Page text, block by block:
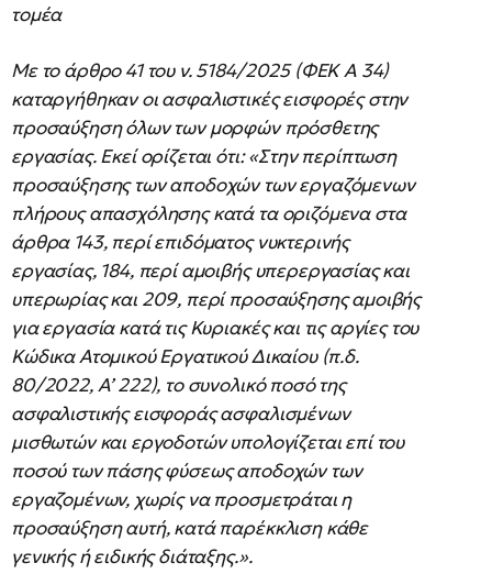
τομέα
Με το άρθρο 41 του ν. 5184/2025 (ΦΕΚ Α 34)
καταργήθηκαν οι ασφαλιστικές εισφορές στην
προσαύξηση όλων των μορφών πρόσθετης
εργασίας. Εκεί ορίζεται ότι: «Στην περίπτωση
προσαύξησης των αποδοχών των εργαζόμενων
πλήρους απασχόλησης κατά τα οριζόμενα στα
άρθρα 143, περί επιδόματος νυκτερινής
εργασίας, 184, περί αμοιβής υπερεργασίας και
υπερωρίας και 209, περί προσαύξησης αμοιβής
για εργασία κατά τις Κυριακές και τις αργίες του
Κώδικα Ατομικού Εργατικού Δικαίου (π.δ.
80/2022, Α’ 222), το συνολικό ποσό της
ασφαλιστικής εισφοράς ασφαλισμένων
μισθωτών και εργοδοτών υπολογίζεται επί του
ποσού των πάσης φύσεως αποδοχών των
εργαζομένων, χωρίς να προσμετράται η
προσαύξηση αυτή, κατά παρέκκλιση κάθε
γενικής ή ειδικής διάταξης.».